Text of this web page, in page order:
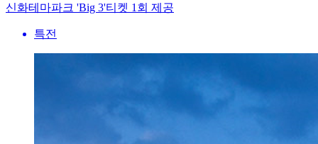
신화테마파크 'Big 3'티켓 1회 제공
특전